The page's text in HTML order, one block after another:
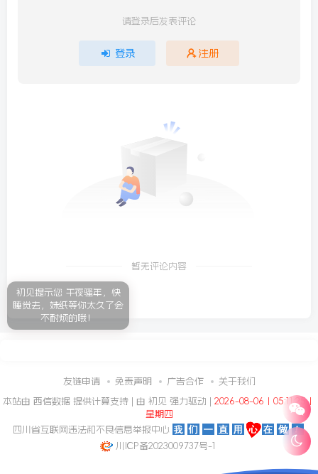
请登录后发表评论
登录 注册
暂无评论内容
友链申请 免责声明 广告合作 关于我们
本站由 西信数据 提供计算支持 | 由 初见 强力驱动 | 2026-08-06丨05:11:26丨
星期四
四川省互联网违法和不良信息举报中心
川ICP备2023009737号-1
初见提示您 午夜骚年，快
睡觉去，妹纸等你太久了会
不耐烦的哦！